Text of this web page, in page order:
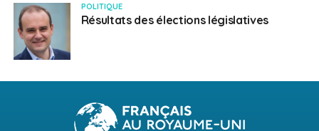
POLITIQUE
Résultats des élections législatives